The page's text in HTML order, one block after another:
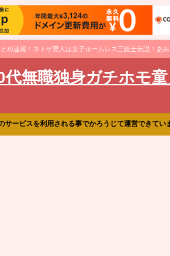
速報！ネトゲ廃人は女子ホームレス三銃士伝説！あ
無職独身ガチホモ
ービスを利用される事でかろうじて運営できてい